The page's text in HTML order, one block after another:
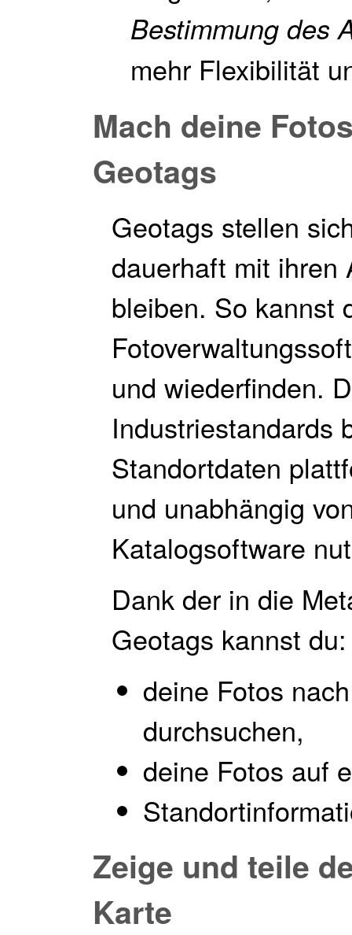
Bestimmung des
mehr Flexibilität
Mach deine
Geotags
Geotags stellen
dauerhaft mit ihren
bleiben. So kannst
und wiederfinden.
Industriestandards
Standortdaten
und unabhängig
Katalogsoftware
Dank der in die
Geotags kannst du:
deine Fotos
durchsuchen,
deine Fotos auf
Zeige und teile
Karte